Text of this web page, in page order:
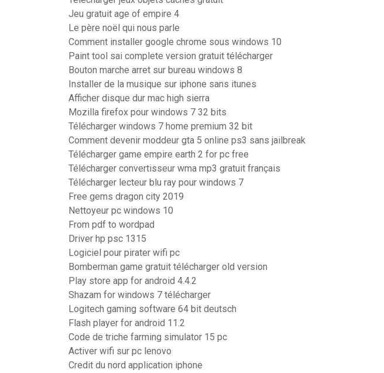
Jeu gratuit age of empire 4
Le père noël qui nous parle
Comment installer google chrome sous windows 10
Paint tool sai complete version gratuit télécharger
Bouton marche arret sur bureau windows 8
Installer de la musique sur iphone sans itunes
Afficher disque dur mac high sierra
Mozilla firefox pour windows 7 32 bits
Télécharger windows 7 home premium 32 bit
Comment devenir moddeur gta 5 online ps3 sans jailbreak
Télécharger game empire earth 2 for pc free
Télécharger convertisseur wma mp3 gratuit français
Télécharger lecteur blu ray pour windows 7
Free gems dragon city 2019
Nettoyeur pc windows 10
From pdf to wordpad
Driver hp psc 1315
Logiciel pour pirater wifi pc
Bomberman game gratuit télécharger old version
Play store app for android 4.4.2
Shazam for windows 7 télécharger
Logitech gaming software 64 bit deutsch
Flash player for android 11.2
Code de triche farming simulator 15 pc
Activer wifi sur pc lenovo
Credit du nord application iphone